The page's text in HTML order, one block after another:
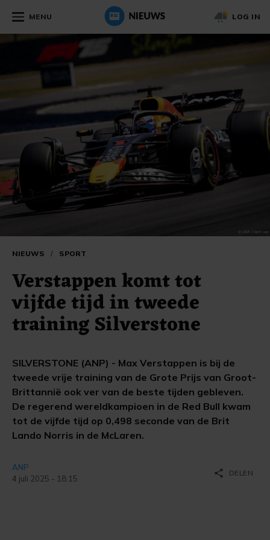
MENU LOG IN
NIEUWS / SPORT
Verstappen komt tot
vijfde tijd in tweede
training Silverstone
SILVERSTONE (ANP) - Max Verstappen is bij de
tweede vrije training van de Grote Prijs van Groot-
Brittannië ook ver van de beste tijden gebleven.
De regerend wereldkampioen in de Red Bull kwam
tot de vijfde tijd op 0,498 seconde van de Brit
Lando Norris in de McLaren.
ANP
4 juli 2025 - 18:15
share DELEN